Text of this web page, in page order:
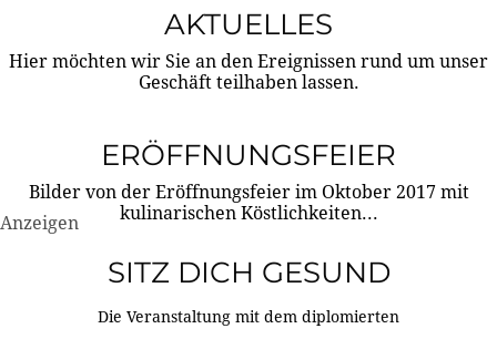
AKTUELLES
Hier möchten wir Sie an den Ereignissen rund um unser
Geschäft teilhaben lassen.
ERÖFFNUNGSFEIER
Bilder von der Eröffnungsfeier im Oktober 2017 mit
kulinarischen Köstlichkeiten...
Anzeigen
SITZ DICH GESUND
Die Veranstaltung mit dem diplomierten